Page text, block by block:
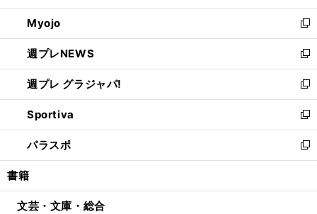
開
く
ウ
で
開
く
ン
ド
ウ
で
開
く
ウ
ィ
ン
ド
ウ
で
開
く
Myojo
新
し
い
ウ
ィ
ン
ド
ウ
で
開
週プレNEWS
新
し
い
ウ
ィ
ン
ド
ウ
開
週プレ グラジャパ!
新
し
い
ウ
ィ
ン
ウ
Sportiva
新
し
い
ウ
ン
パラスポ
新
し
ウ
書籍
文芸・文庫・総合